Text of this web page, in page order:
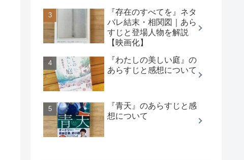
『存在のすべてを』ネタ
バレ結末・相関図｜あら
すじと登場人物を解説
【映画化】
『わたしの美しい庭』の
あらすじと感想について
『青天』のあらすじと感
想について